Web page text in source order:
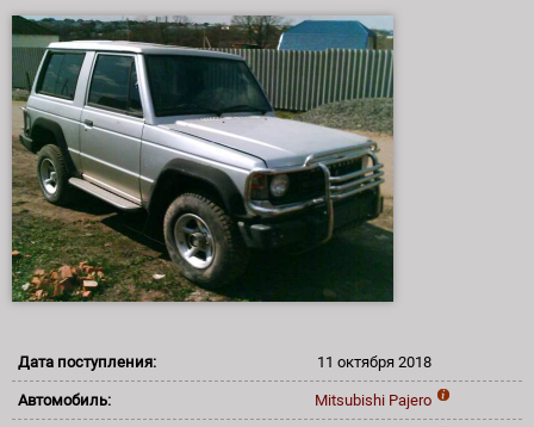
Дата поступления: 11 октября 2018
Автомобиль: Mitsubishi Pajero